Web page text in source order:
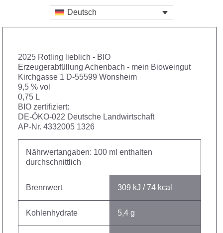
Deutsch
2025 Rotling lieblich - BIO
Erzeugerabfüllung Achenbach - mein Bioweingut
Kirchgasse 1 D-55599 Wonsheim
9,5 % vol
0,75 L
BIO zertifiziert:
DE-ÖKO-022 Deutsche Landwirtschaft
AP-Nr. 4332005 1326
Nährwertangaben: 100 ml enthalten
durchschnittlich
Brennwert 309 kJ / 74 kcal
Kohlenhydrate 5,4 g